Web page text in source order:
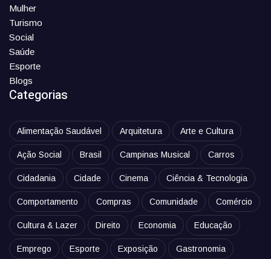
Mulher
Turismo
Social
Saúde
Esporte
Blogs
Categorias
Alimentação Saudável Arquitetura Arte e Cultura
Ação Social Brasil Campinas Musical Carros
Cidadania Cidade Cinema Ciência & Tecnologia
Comportamento Compras Comunidade Comércio
Cultura & Lazer Direito Economia Educação
Emprego Esporte Exposição Gastronomia